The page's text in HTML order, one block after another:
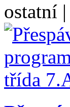
ostatní |